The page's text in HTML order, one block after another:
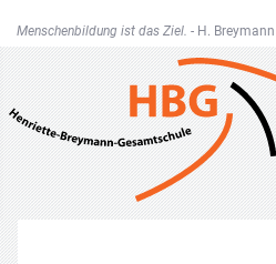
Menschenbildung ist das Ziel. - H. Breymann